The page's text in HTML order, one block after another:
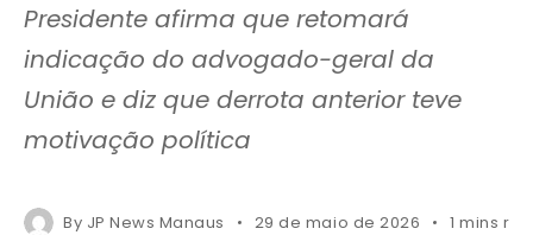
Presidente afirma que retomará
indicação do advogado-geral da
União e diz que derrota anterior teve
motivação política
By JP News Manaus 29 de maio de 2026 1 mins